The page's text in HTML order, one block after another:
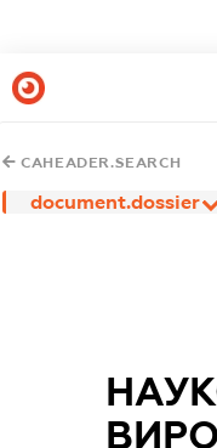
CAHEADER.SEARCH
document.dossier